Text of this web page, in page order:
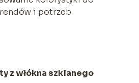
i potrzeb
z włókna szklanego